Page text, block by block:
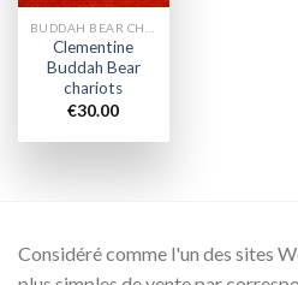
Clementine
Buddah Bear
chariots
€30.00
Considéré comme l'un des sites